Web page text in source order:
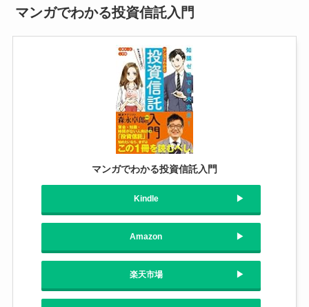
マンガでわかる投資信託入門
マンガでわかる投資信託入門
Kindle
Amazon
楽天市場